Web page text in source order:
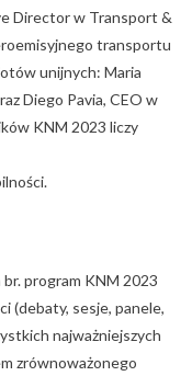
Director w Transport &
transportu
unijnych: Maria
Diego Pavia, CEO w
KNM 2023 liczy
program KNM 2023
(debaty, sesje, panele,
najważniejszych
zrównoważonego